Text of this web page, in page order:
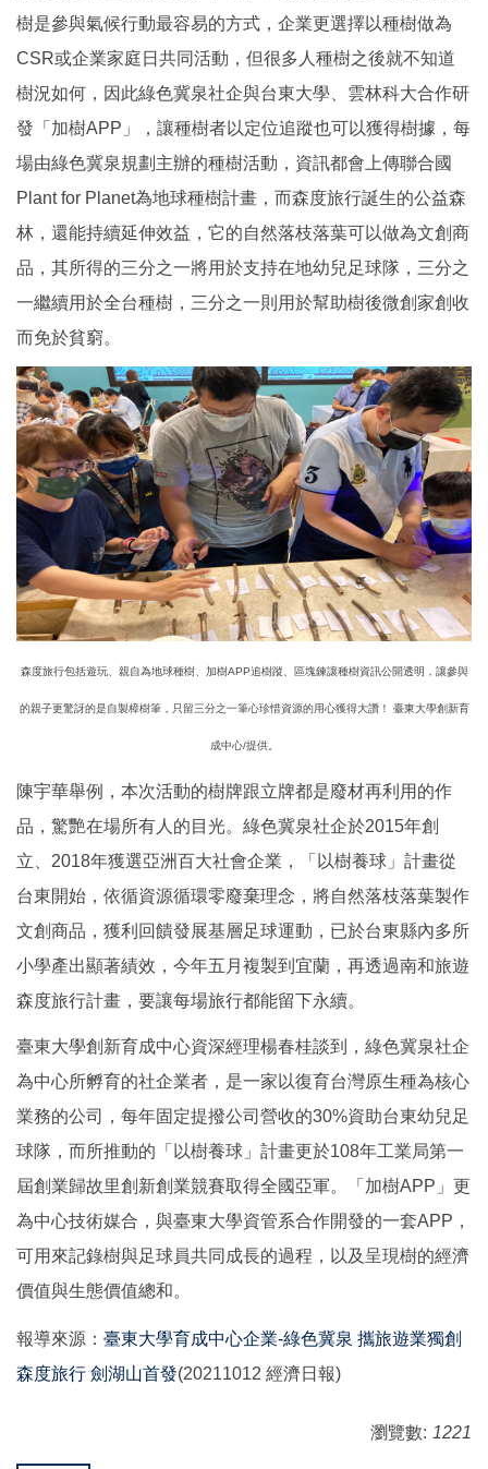
樹是參與氣候行動最容易的方式，企業更選擇以種樹做為
CSR或企業家庭日共同活動，但很多人種樹之後就不知道
樹況如何，因此綠色冀泉社企與台東大學、雲林科大合作研
發「加樹APP」，讓種樹者以定位追蹤也可以獲得樹據，每
場由綠色冀泉規劃主辦的種樹活動，資訊都會上傳聯合國
Plant for Planet為地球種樹計畫，而森度旅行誕生的公益森
林，還能持續延伸效益，它的自然落枝落葉可以做為文創商
品，其所得的三分之一將用於支持在地幼兒足球隊，三分之
一繼續用於全台種樹，三分之一則用於幫助樹後微創家創收
而免於貧窮。
森度旅行包括遊玩、親自為地球種樹、加樹APP追樹蹤、區塊鍊讓種樹資訊公開透明，讓參與
的親子更驚訝的是自製樟樹筆，只留三分之一筆心珍惜資源的用心獲得大讚！ 臺東大學創新育
成中心/提供。
陳宇華舉例，本次活動的樹牌跟立牌都是廢材再利用的作
品，驚艷在場所有人的目光。綠色冀泉社企於2015年創
立、2018年獲選亞洲百大社會企業，「以樹養球」計畫從
台東開始，依循資源循環零廢棄理念，將自然落枝落葉製作
文創商品，獲利回饋發展基層足球運動，已於台東縣內多所
小學產出顯著績效，今年五月複製到宜蘭，再透過南和旅遊
森度旅行計畫，要讓每場旅行都能留下永續。
臺東大學創新育成中心資深經理楊春桂談到，綠色冀泉社企
為中心所孵育的社企業者，是一家以復育台灣原生種為核心
業務的公司，每年固定提撥公司營收的30%資助台東幼兒足
球隊，而所推動的「以樹養球」計畫更於108年工業局第一
屆創業歸故里創新創業競賽取得全國亞軍。「加樹APP」更
為中心技術媒合，與臺東大學資管系合作開發的一套APP，
可用來記錄樹與足球員共同成長的過程，以及呈現樹的經濟
價值與生態價值總和。
報導來源： 臺東大學育成中心企業-綠色冀泉 攜旅遊業獨創
森度旅行 劍湖山首發(20211012 經濟日報)
瀏覽數: 1221